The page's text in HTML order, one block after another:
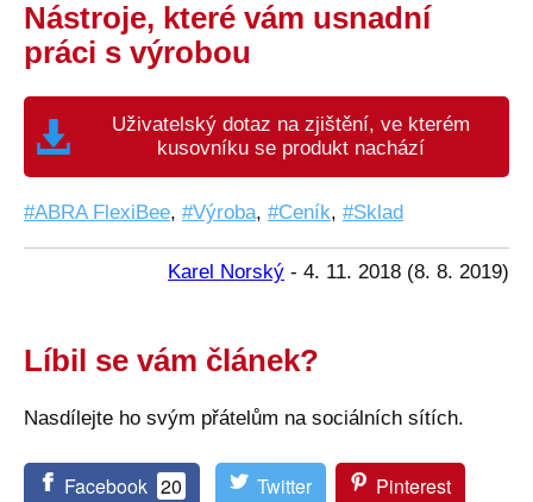
Nástroje, které vám usnadní
práci s výrobou
Uživatelský dotaz na zjištění, ve kterém
kusovníku se produkt nachází
ABRA FlexiBee, Výroba, Ceník, Sklad
Karel Norský - 4. 11. 2018 (8. 8. 2019)
Líbil se vám článek?
Nasdílejte ho svým přátelům na sociálních sítích.
Facebook 20 Twitter Pinterest